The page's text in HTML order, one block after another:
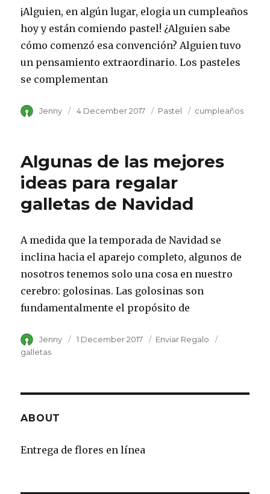
¡Alguien, en algún lugar, elogia un cumpleaños
hoy y están comiendo pastel! ¿Alguien sabe
cómo comenzó esa convención? Alguien tuvo
un pensamiento extraordinario. Los pasteles
se complementan
Author
Jenny
Posted
4 December 2017 Category
Pastel Tags
cumpleaños
Algunas de las mejores
ideas para regalar
galletas de Navidad
A medida que la temporada de Navidad se
inclina hacia el aparejo completo, algunos de
nosotros tenemos solo una cosa en nuestro
cerebro: golosinas. Las golosinas son
fundamentalmente el propósito de
Author
Jenny
Posted
1 December 2017 Category
Enviar Regalo
galletas
ABOUT
Entrega de flores en línea